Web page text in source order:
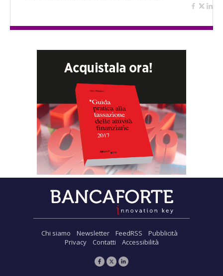
Chi siamo Newsletter FeedRSS
Pubblicità
Privacy
Contatti Accessibilità